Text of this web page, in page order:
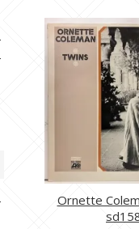
Ornette